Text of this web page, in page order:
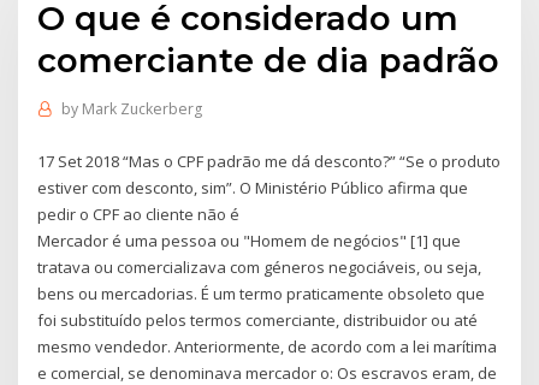
O que é considerado um
comerciante de dia padrão
by Mark Zuckerberg
17 Set 2018 “Mas o CPF padrão me dá desconto?” “Se o produto
estiver com desconto, sim”. O Ministério Público afirma que
pedir o CPF ao cliente não é
Mercador é uma pessoa ou "Homem de negócios" [1] que
tratava ou comercializava com géneros negociáveis, ou seja,
bens ou mercadorias. É um termo praticamente obsoleto que
foi substituído pelos termos comerciante, distribuidor ou até
mesmo vendedor. Anteriormente, de acordo com a lei marítima
e comercial, se denominava mercador o: Os escravos eram, de